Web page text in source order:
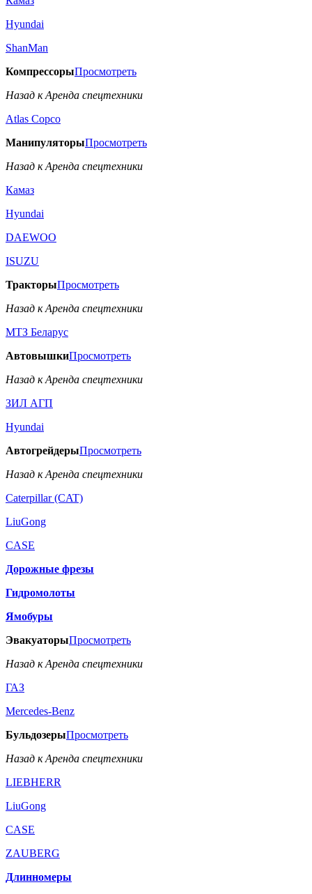
Hyundai
ShanMan
КомпрессорыПросмотреть
Назад к Аренда спецтехники
Аtlas Copco
МанипуляторыПросмотреть
Назад к Аренда спецтехники
Камаз
Hyundai
DAEWOO
ISUZU
ТракторыПросмотреть
Назад к Аренда спецтехники
МТЗ Беларус
АвтовышкиПросмотреть
Назад к Аренда спецтехники
ЗИЛ АГП
Hyundai
АвтогрейдерыПросмотреть
Назад к Аренда спецтехники
Caterpillar (CAT)
LiuGong
CASE
Дорожные фрезы
Гидромолоты
Ямобуры
ЭвакуаторыПросмотреть
Назад к Аренда спецтехники
ГАЗ
Mercedes-Benz
БульдозерыПросмотреть
Назад к Аренда спецтехники
LIEBHERR
LiuGong
CASE
ZAUBERG
Длинномеры